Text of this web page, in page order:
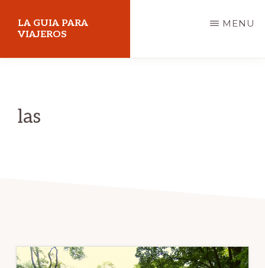
LA GUIA PARA
VIAJEROS
MENU
las